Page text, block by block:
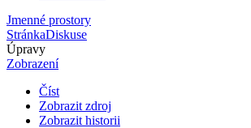
Jmenné prostory
StránkaDiskuse
Úpravy
Zobrazení
Číst
Zobrazit zdroj
Zobrazit historii